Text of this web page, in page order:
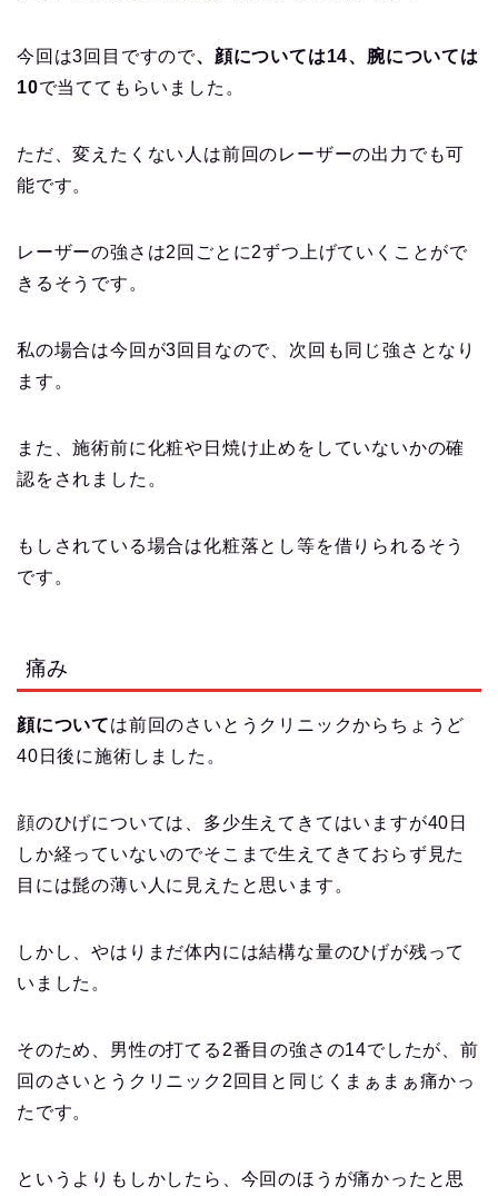
今回は3回目ですので、顔については14、腕については
10で当ててもらいました。
ただ、変えたくない人は前回のレーザーの出力でも可
能です。
レーザーの強さは2回ごとに2ずつ上げていくことがで
きるそうです。
私の場合は今回が3回目なので、次回も同じ強さとなり
ます。
また、施術前に化粧や日焼け止めをしていないかの確
認をされました。
もしされている場合は化粧落とし等を借りられるそう
です。
痛み
顔については前回のさいとうクリニックからちょうど
40日後に施術しました。
顔のひげについては、多少生えてきてはいますが40日
しか経っていないのでそこまで生えてきておらず見た
目には髭の薄い人に見えたと思います。
しかし、やはりまだ体内には結構な量のひげが残って
いました。
そのため、男性の打てる2番目の強さの14でしたが、前
回のさいとうクリニック2回目と同じくまぁまぁ痛かっ
たです。
というよりもしかしたら、今回のほうが痛かったと思